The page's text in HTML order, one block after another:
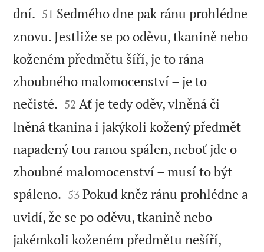
dní. 

51 Sedmého dne pak ránu prohlédne
znovu. Jestliže se po oděvu, tkanině nebo
koženém předmětu šíří, je to rána
zhoubného malomocenství – je to
nečisté. 

52 Ať je tedy oděv, vlněná či
lněná tkanina i jakýkoli kožený předmět
napadený tou ranou spálen, neboť jde o
zhoubné malomocenství – musí to být
spáleno. 

53 Pokud kněz ránu prohlédne a
uvidí, že se po oděvu, tkanině nebo
jakémkoli koženém předmětu nešíří,